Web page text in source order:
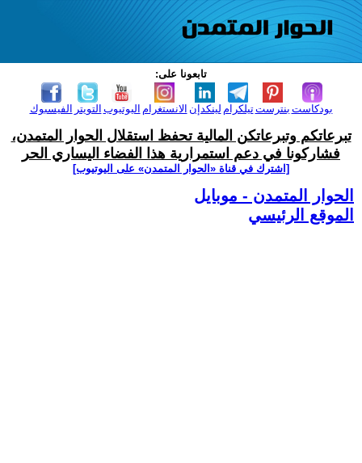
تابعونا على:
الفيسبوك التويتر اليوتيوب الانستغرام لينكدإن تيلكرامبنترست بودكاست
تبرعاتكم وتبرعاتكن المالية تحفظ استقلال الحوار المتمدن،
فشاركونا في دعم استمرارية هذا الفضاء اليساري الحر
[اشترك في قناة ‫«الحوار المتمدن» على اليوتيوب]
الحوار المتمدن - موبايل
الموقع الرئيسي